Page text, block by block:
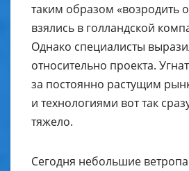
таким образом «возродить
взялись в голландской
Однако специалисты
относительно проекта.
за постоянно растущим
и технологиями вот так
тяжело.
Сегодня небольшие